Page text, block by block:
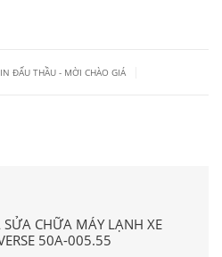
ĐẤU THẦU - MỜI CHÀO GIÁ
CHỮA MÁY LẠNH XE
50A-005.55